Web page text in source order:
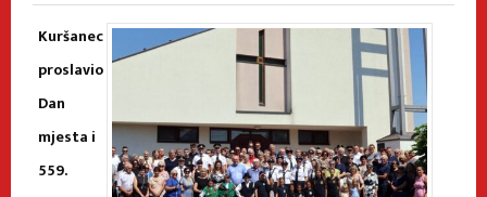
Kuršanec
proslavio
Dan
mjesta i
559.